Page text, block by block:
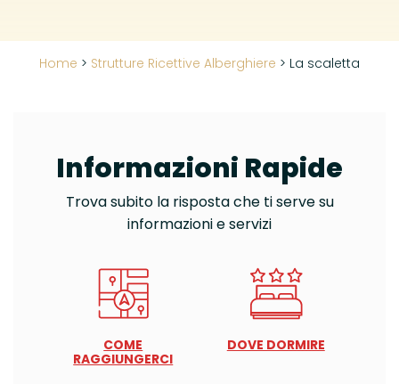
Home > Strutture Ricettive Alberghiere > La scaletta
Informazioni Rapide
Trova subito la risposta che ti serve su
informazioni e servizi
COME
RAGGIUNGERCI
DOVE DORMIRE